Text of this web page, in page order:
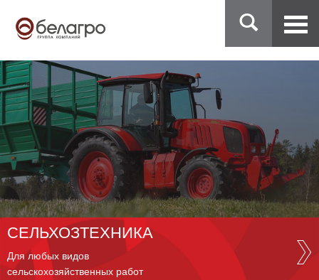
СЕЛЬХОЗТЕХНИКА
Для любых видов
сельскохозяйственных работ